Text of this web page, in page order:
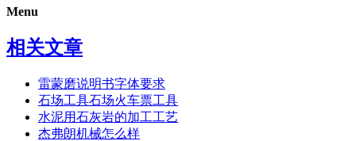
Menu
相关文章
雷蒙磨说明书字体要求
石场工具石场火车票工具
水泥用石灰岩的加工工艺
杰弗朗机械怎么样